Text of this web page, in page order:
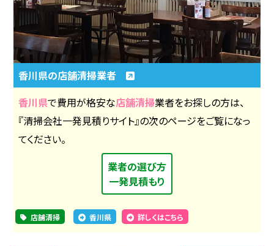
香川県の店舗清掃業者
香川県で費用が格安な店舗清掃業者をお探しの方は、
『清掃会社一発見積りサイト』の次のページをご覧になっ
てください。
業者の選び方
一発見積もり
店舗清掃 香川県 詳しくはこちら